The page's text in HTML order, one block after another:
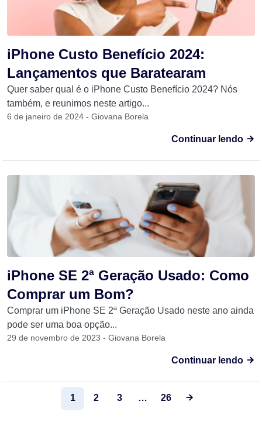
iPhone Custo Benefício 2024:
Lançamentos que Baratearam
Quer saber qual é o iPhone Custo Benefício 2024? Nós
também, e reunimos neste artigo...
6 de janeiro de 2024 - Giovana Borela
Continuar lendo
iPhone SE 2ª Geração Usado: Como
Comprar um Bom?
Comprar um iPhone SE 2ª Geração Usado neste ano ainda
pode ser uma boa opção...
29 de novembro de 2023 - Giovana Borela
Continuar lendo
1 2 3 … 26